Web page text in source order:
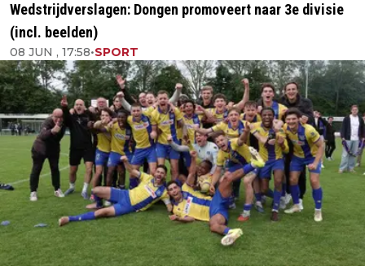
Wedstrijdverslagen: Dongen promoveert naar 3e divisie
(incl. beelden)
08 JUN , 17:58•SPORT